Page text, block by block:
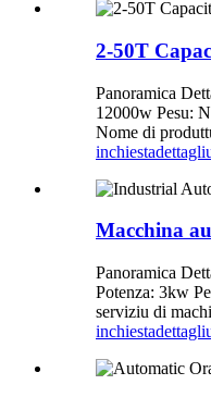
2-50T
Panoramica
12000w Pesu:
Nome di
inchiesta
Macchina
Panoramica
Potenza: 3kw
serviziu di
inchiesta